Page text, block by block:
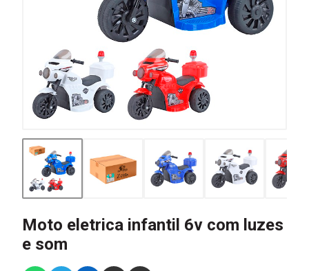
Moto eletrica infantil 6v com luzes
e som